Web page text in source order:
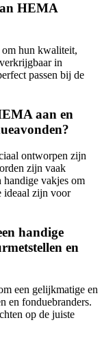
HEMA
hun kwaliteit,
in
passen bij de
aan en
ontworpen zijn
zijn vaak
handige vakjes om
ideaal zijn voor
handige
en
een gelijkmatige en
en fonduebranders.
op de juiste